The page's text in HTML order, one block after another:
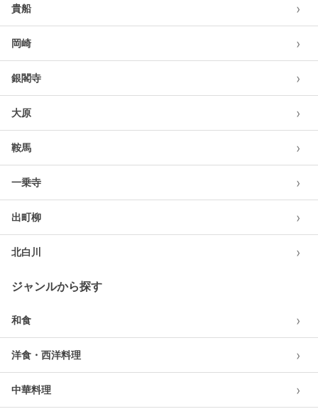
貴船 ›
岡崎 ›
銀閣寺 ›
大原 ›
鞍馬 ›
一乗寺 ›
出町柳 ›
北白川 ›
ジャンルから探す
和食 ›
洋食・西洋料理 ›
中華料理 ›